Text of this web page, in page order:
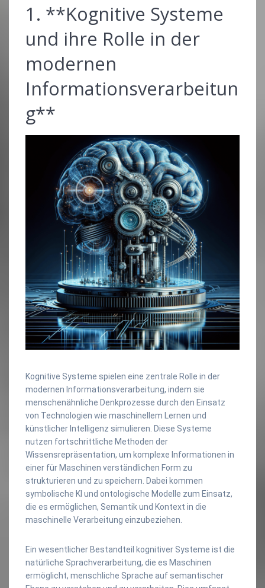
1. **Kognitive Systeme
und ihre Rolle in der
modernen
Informationsverarbeitun
g**
Kognitive Systeme spielen eine zentrale Rolle in der
modernen Informationsverarbeitung, indem sie
menschenähnliche Denkprozesse durch den Einsatz
von Technologien wie maschinellem Lernen und
künstlicher Intelligenz simulieren. Diese Systeme
nutzen fortschrittliche Methoden der
Wissensrepräsentation, um komplexe Informationen in
einer für Maschinen verständlichen Form zu
strukturieren und zu speichern. Dabei kommen
symbolische KI und ontologische Modelle zum Einsatz,
die es ermöglichen, Semantik und Kontext in die
maschinelle Verarbeitung einzubeziehen.
Ein wesentlicher Bestandteil kognitiver Systeme ist die
natürliche Sprachverarbeitung, die es Maschinen
ermöglicht, menschliche Sprache auf semantischer